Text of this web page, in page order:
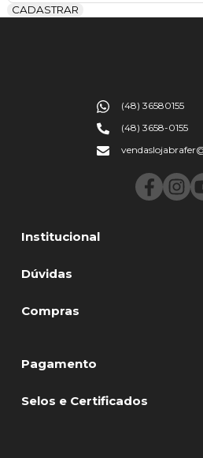
CADASTRAR
Institucional
Dúvidas
Compras
(48) 36580155
(48) 3658-0155
Pagamento
Selos e Certificados